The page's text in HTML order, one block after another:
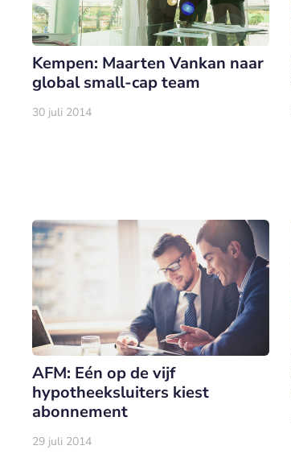
Kempen: Maarten Vankan naar
global small-cap team
30 juli 2014
AFM: Eén op de vijf
hypotheeksluiters kiest
abonnement
29 juli 2014